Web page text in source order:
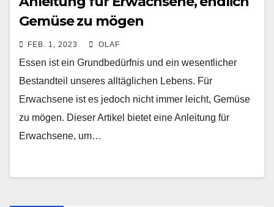
Gemüse zu mögen
FEB. 1, 2023 OLAF
Essen ist ein Grundbedürfnis und ein wesentlicher
Bestandteil unseres alltäglichen Lebens. Für
Erwachsene ist es jedoch nicht immer leicht, Gemüse
zu mögen. Dieser Artikel bietet eine Anleitung für
Erwachsene, um…